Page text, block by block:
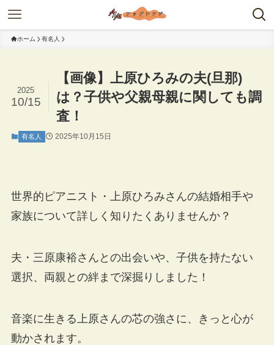
ホーム 有名人
【画像】上原ひろみの夫(旦那)
は？子供や父親母親に関しても調
査！
2025
10/15
有名人 2025年10月15日
世界的ピアニスト・上原ひろみさんの結婚相手や
家族について詳しく知りたくありませんか？
夫・三原康裕さんとの出会いや、子供を持たない
選択、両親との絆まで深掘りしました！
音楽に生きる上原さんの芯の強さに、きっと心が
動かされます。